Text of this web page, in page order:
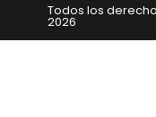
Todos los
2026